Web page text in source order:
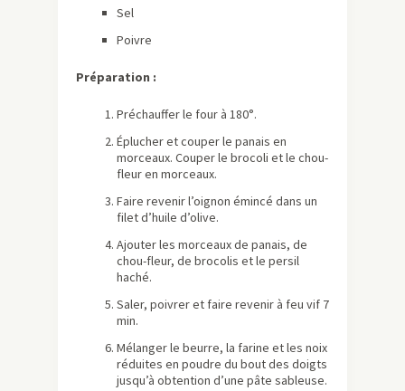
Sel
Poivre
Préparation :
Préchauffer le four à 180°.
Éplucher et couper le panais en
morceaux. Couper le brocoli et le chou-
fleur en morceaux.
Faire revenir l’oignon émincé dans un
filet d’huile d’olive.
Ajouter les morceaux de panais, de
chou-fleur, de brocolis et le persil
haché.
Saler, poivrer et faire revenir à feu vif 7
min.
Mélanger le beurre, la farine et les noix
réduites en poudre du bout des doigts
jusqu’à obtention d’une pâte sableuse.